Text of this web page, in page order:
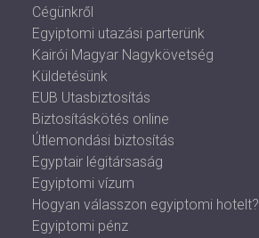
Cégünkről
Egyiptomi utazási parterünk
Kairói Magyar Nagykövetség
Küldetésünk
EUB Utasbiztosítás
Biztosításkötés online
Útlemondási biztosítás
Egyptair légitársaság
Egyiptomi vízum
Hogyan válasszon egyiptomi hotelt?
Egyiptomi pénz